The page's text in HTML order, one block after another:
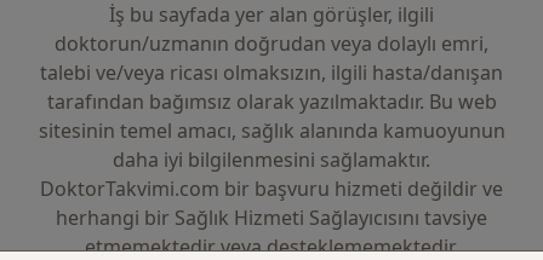
İş bu sayfada yer alan görüşler, ilgili
doktorun/uzmanın doğrudan veya dolaylı emri,
talebi ve/veya ricası olmaksızın, ilgili hasta/danışan
tarafından bağımsız olarak yazılmaktadır. Bu web
sitesinin temel amacı, sağlık alanında kamuoyunun
daha iyi bilgilenmesini sağlamaktır.
DoktorTakvimi.com bir başvuru hizmeti değildir ve
herhangi bir Sağlık Hizmeti Sağlayıcısını tavsiye
etmemektedir veya desteklememektedir.